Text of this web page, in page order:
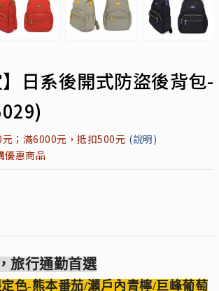
】日系後開式防盜後背包-
；滿6000元，抵扣500元 (說明)
優惠商品
旅行通勤首選
色-熊本番茄/瀨戶內青檸/巨峰葡萄